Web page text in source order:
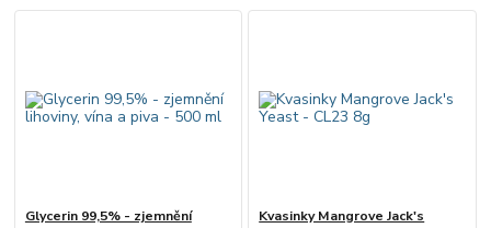
Glycerin 99,5% - zjemnění
Kvasinky Mangrove Jack's